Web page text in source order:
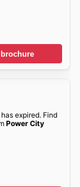
expired. Find
Power City